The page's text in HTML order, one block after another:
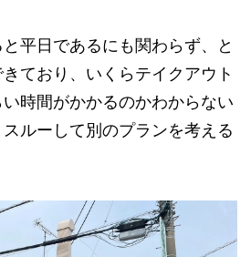
平日であるにも関わらず、と
ており、いくらテイクアウト
時間がかかるのかわからない
ルーして別のプランを考える